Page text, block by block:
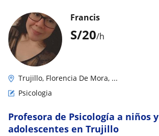
S/20/h
Francis
Trujillo, Florencia De Mora, ...
Psicologia
Profesora de Psicología a niños y
adolescentes en Trujillo